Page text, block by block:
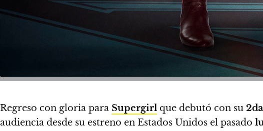
Regreso con gloria para Supergirl que debutó con su
audiencia desde su estreno en Estados Unidos el pasado